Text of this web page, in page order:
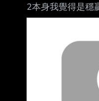
2本身我覺得是穩
好 但單壓同一檔
再配20% 0050